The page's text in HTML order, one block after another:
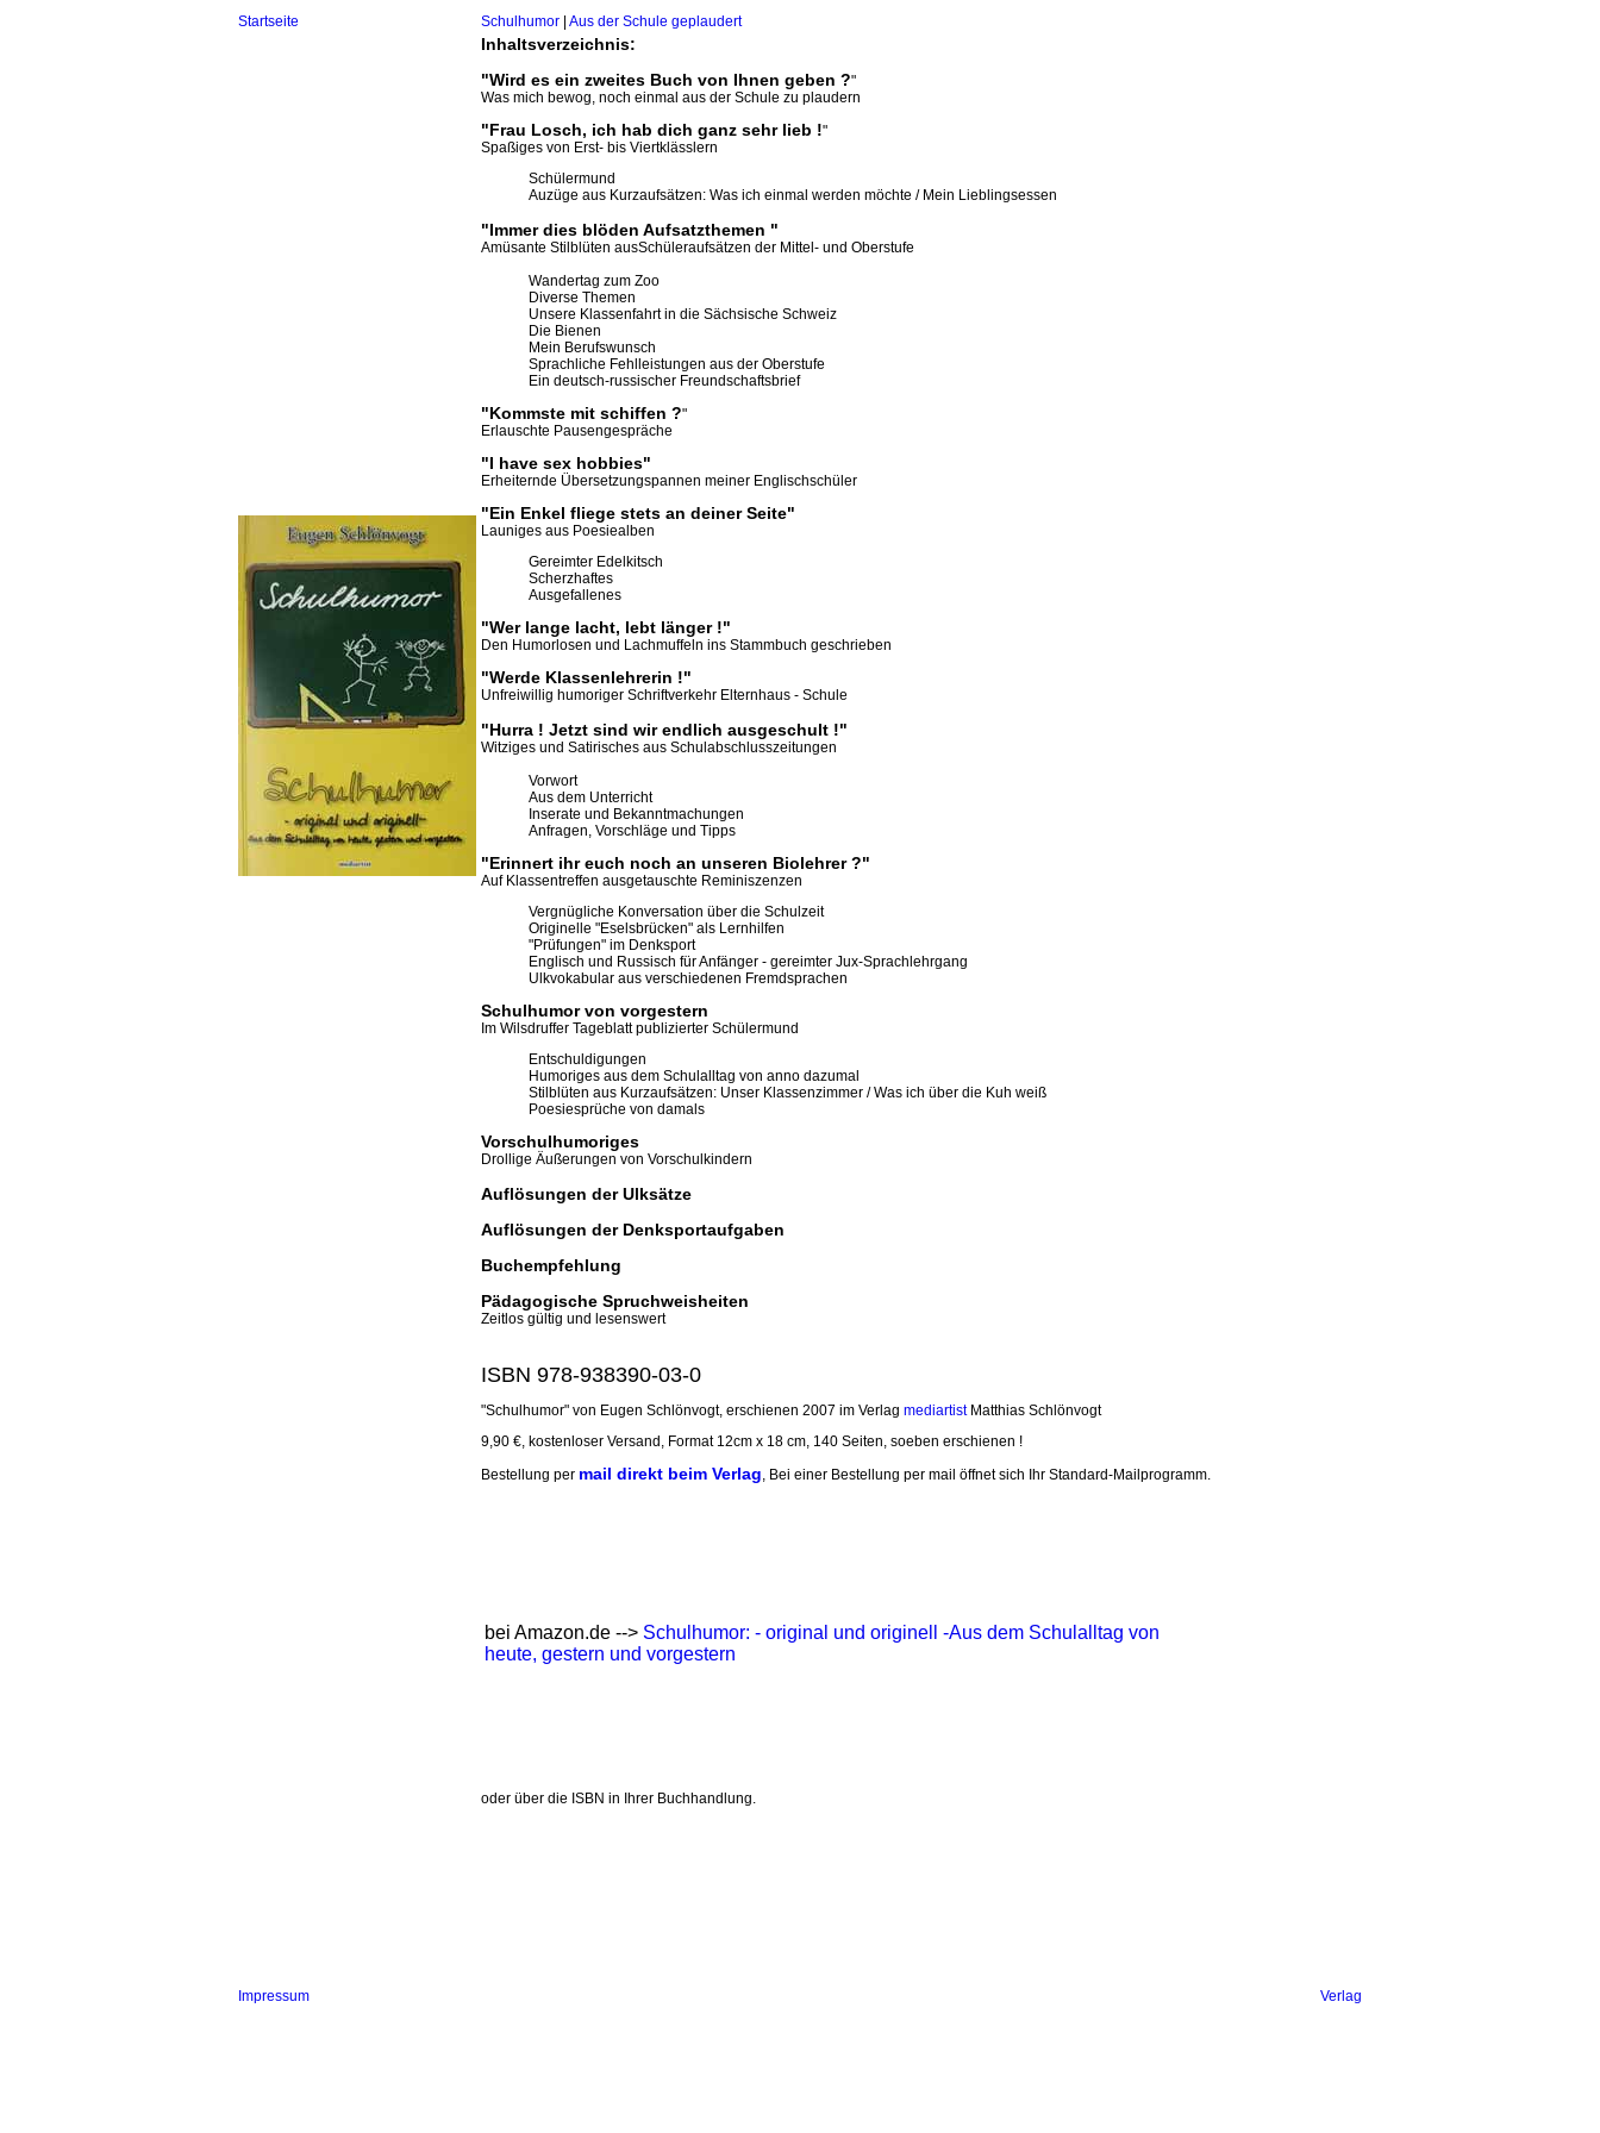
Startseite Schulhumor Aus der Schule geplaudert
Inhaltsverzeichnis:
"Wird es ein zweites Buch von Ihnen geben ?"
Was mich bewog, noch einmal aus der Schule zu plaudern
"Frau Losch, ich hab dich ganz sehr lieb !"
Spaßiges von Erst- bis Viertklässlern
Schülermund
Auzüge aus Kurzaufsätzen: Was ich einmal werden möchte / Mein Lieblingsessen
"Immer dies blöden Aufsatzthemen "
Amüsante Stilblüten ausSchüleraufsätzen der Mittel- und Oberstufe
Wandertag zum Zoo
Diverse Themen
Unsere Klassenfahrt in die Sächsische Schweiz
Die Bienen
Mein Berufswunsch
Sprachliche Fehlleistungen aus der Oberstufe
Ein deutsch-russischer Freundschaftsbrief
"Kommste mit schiffen ?"
Erlauschte Pausengespräche
"I have sex hobbies"
Erheiternde Übersetzungspannen meiner Englischschüler
"Ein Enkel fliege stets an deiner Seite"
Launiges aus Poesiealben
Gereimter Edelkitsch
Scherzhaftes
Ausgefallenes
"Wer lange lacht, lebt länger !"
Den Humorlosen und Lachmuffeln ins Stammbuch geschrieben
"Werde Klassenlehrerin !"
Unfreiwillig humoriger Schriftverkehr Elternhaus - Schule
"Hurra ! Jetzt sind wir endlich ausgeschult !"
Witziges und Satirisches aus Schulabschlusszeitungen
Vorwort
Aus dem Unterricht
Inserate und Bekanntmachungen
Anfragen, Vorschläge und Tipps
"Erinnert ihr euch noch an unseren Biolehrer ?"
Auf Klassentreffen ausgetauschte Reminiszenzen
Vergnügliche Konversation über die Schulzeit
Originelle "Eselsbrücken" als Lernhilfen
"Prüfungen" im Denksport
Englisch und Russisch für Anfänger - gereimter Jux-Sprachlehrgang
Ulkvokabular aus verschiedenen Fremdsprachen
Schulhumor von vorgestern
Im Wilsdruffer Tageblatt publizierter Schülermund
Entschuldigungen
Humoriges aus dem Schulalltag von anno dazumal
Stilblüten aus Kurzaufsätzen: Unser Klassenzimmer / Was ich über die Kuh weiß
Poesiesprüche von damals
Vorschulhumoriges
Drollige Äußerungen von Vorschulkindern
Auflösungen der Ulksätze
Auflösungen der Denksportaufgaben
Buchempfehlung
Pädagogische Spruchweisheiten
Zeitlos gültig und lesenswert
ISBN 978-938390-03-0
"Schulhumor" von Eugen Schlönvogt, erschienen 2007 im Verlag mediartistMatthias Schlönvogt
9,90 €, kostenloser Versand, Format 12cm x 18 cm, 140 Seiten, soeben erschienen !
Bestellung per mail direkt beim Verlag, Bei einer Bestellung per mail öffnet sich Ihr Standard-Mailprogramm.
bei Amazon.de --> Schulhumor: - original und originell -Aus dem Schulalltag von
heute, gestern und vorgestern
oder über die ISBN in Ihrer Buchhandlung.
Impressum Verlag